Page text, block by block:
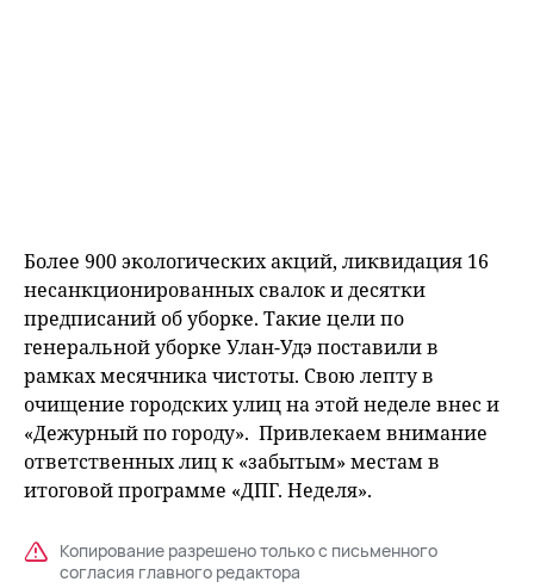
Более 900 экологических акций, ликвидация 16
несанкционированных свалок и десятки
предписаний об уборке. Такие цели по
генеральной уборке Улан-Удэ поставили в
рамках месячника чистоты. Свою лепту в
очищение городских улиц на этой неделе внес и
«Дежурный по городу». Привлекаем внимание
ответственных лиц к «забытым» местам в
итоговой программе «ДПГ. Неделя».
Копирование разрешено только с письменного
согласия главного редактора